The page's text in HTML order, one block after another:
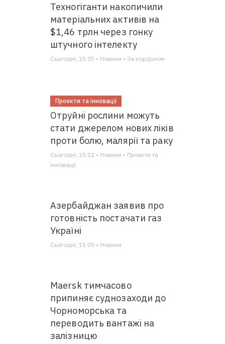
Техногіганти накопичили
матеріальних активів на
$1,46 трлн через гонку
штучного інтелекту
Сьогодні, 15:35 • Новини • За кордоном
Проекти та інновації
Отруйні рослини можуть
стати джерелом нових ліків
проти болю, малярії та раку
Сьогодні, 15:22 • Новини • Проекти та
інновації
Азербайджан заявив про
готовність постачати газ
Україні
Сьогодні, 15:09 • Новини
Maersk тимчасово
припиняє суднозаходи до
Чорноморська та
переводить вантажі на
залізницю